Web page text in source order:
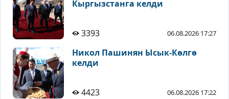
Кыргызстанга келди
3393 06.08.2026 17:27
Никол Пашинян Ысык-Көлгө
келди
4423 06.08.2026 17:22